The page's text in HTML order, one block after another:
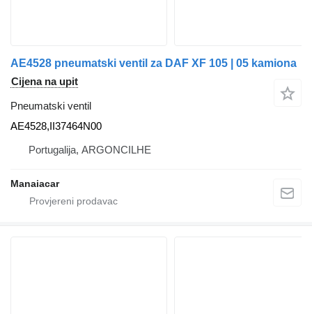
AE4528 pneumatski ventil za DAF XF 105 | 05 kamiona
Cijena na upit
Pneumatski ventil
AE4528,II37464N00
Portugalija, ARGONCILHE
Manaiacar